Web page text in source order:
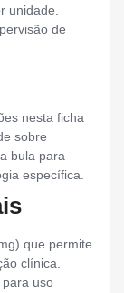
unidade.
de
nesta ficha
sobre
bula para
específica.
que permite
clínica.
uso